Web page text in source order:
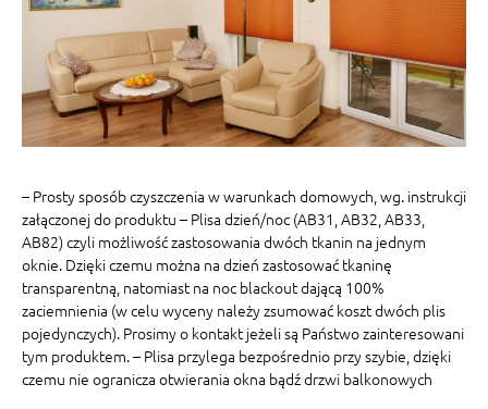
– Prosty sposób czyszczenia w warunkach domowych, wg. instrukcji
załączonej do produktu – Plisa dzień/noc (AB31, AB32, AB33,
AB82) czyli możliwość zastosowania dwóch tkanin na jednym
oknie. Dzięki czemu można na dzień zastosować tkaninę
transparentną, natomiast na noc blackout dającą 100%
zaciemnienia (w celu wyceny należy zsumować koszt dwóch plis
pojedynczych). Prosimy o kontakt jeżeli są Państwo zainteresowani
tym produktem. – Plisa przylega bezpośrednio przy szybie, dzięki
czemu nie ogranicza otwierania okna bądź drzwi balkonowych